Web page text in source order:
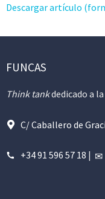
Descargar artículo
FUNCAS
Think tankdedicado a
C/ Caballero de
+34 91 596 57 18 |